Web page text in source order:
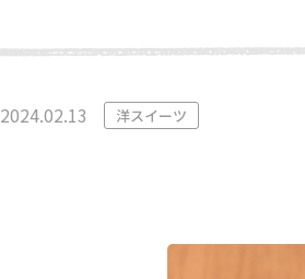
2024.02.13 洋スイーツ